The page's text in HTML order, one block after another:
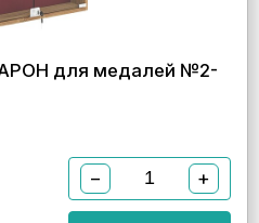
для медалей №2-
− +